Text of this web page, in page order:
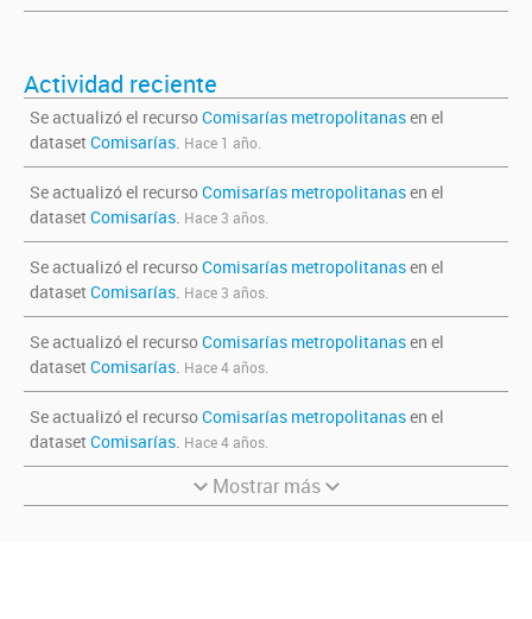
Actividad reciente
Se actualizó el recursoComisarías metropolitanasen el
dataset Comisarías. Hace 1 año.
Se actualizó el recursoComisarías metropolitanasen el
dataset Comisarías. Hace 3 años.
Se actualizó el recursoComisarías metropolitanasen el
dataset Comisarías. Hace 3 años.
Se actualizó el recursoComisarías metropolitanasen el
dataset Comisarías. Hace 4 años.
Se actualizó el recursoComisarías metropolitanasen el
dataset Comisarías. Hace 4 años.
Mostrar más